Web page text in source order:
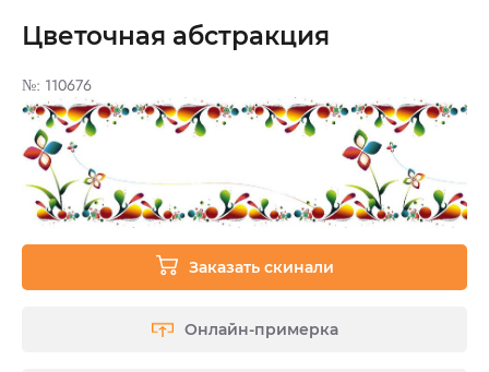
Цветочная абстракция
№: 110676
Заказать скинали
Онлайн-примерка